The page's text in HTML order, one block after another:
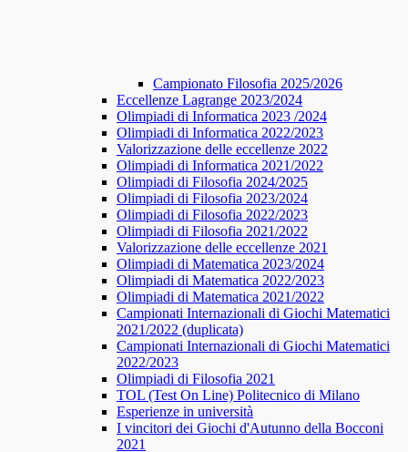
Campionato Filosofia 2025/2026
​​Eccellenze Lagrange 2023/2024
Olimpiadi di Informatica 2023 /2024
Olimpiadi di Informatica 2022/2023
Valorizzazione delle eccellenze 2022
Olimpiadi di Informatica 2021/2022
Olimpiadi di Filosofia 2024/2025
Olimpiadi di Filosofia 2023/2024
Olimpiadi di Filosofia 2022/2023
Olimpiadi di Filosofia 2021/2022
Valorizzazione delle eccellenze 2021
Olimpiadi di Matematica 2023/2024
Olimpiadi di Matematica 2022/2023
Olimpiadi di Matematica 2021/2022
Campionati Internazionali di Giochi Matematici
2021/2022 (duplicata)
Campionati Internazionali di Giochi Matematici
2022/2023
Olimpiadi di Filosofia 2021
TOL (Test On Line) Politecnico di Milano
Esperienze in università
I vincitori dei Giochi d'Autunno della Bocconi
2021